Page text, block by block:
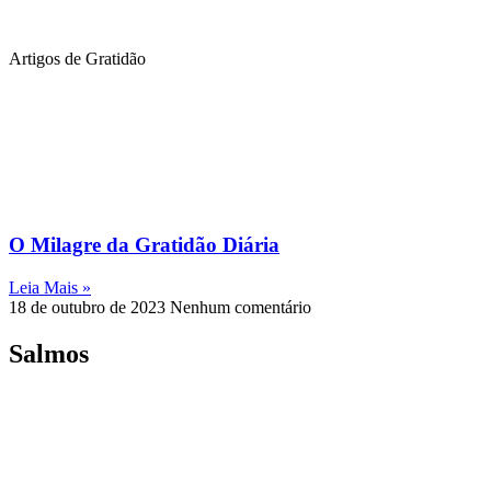
Artigos de Gratidão
O Milagre da Gratidão Diária
Leia Mais »
18 de outubro de 2023 Nenhum comentário
Salmos